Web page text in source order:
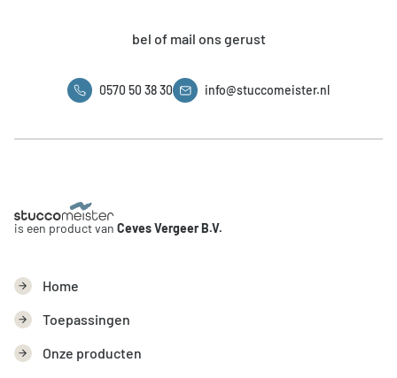
bel of mail ons gerust
0570 50 38 30 info@stuccomeister.nl
is een product van Ceves Vergeer B.V.
Home
Toepassingen
Onze producten